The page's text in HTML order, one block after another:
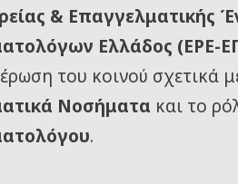
& Επαγγελματικής
Ελλάδος (ΕΡΕ-
του κοινού σχετικά
Νοσήματα και το
.